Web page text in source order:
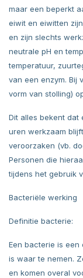
maar een beperkt
eiwit en eiwitten
en zijn slechts
neutrale pH en
temperatuur,
van een enzym. Bij
vorm van stolling)
Dit alles bekent dat
uren werkzaam
veroorzaken (vb.
Personen die
tijdens het gebruik
Bacteriële werking
Definitie bacterie:
Een bacterie is een
is waar te nemen.
en komen overal